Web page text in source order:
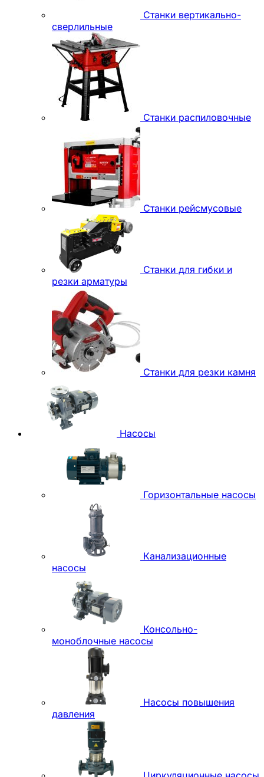
Станки вертикально-
сверлильные
Станки распиловочные
Станки рейсмусовые
Станки для гибки и
резки арматуры
Станки для резки камня
Насосы
Горизонтальные насосы
Канализационные
насосы
Консольно-
моноблочные насосы
Насосы повышения
давления